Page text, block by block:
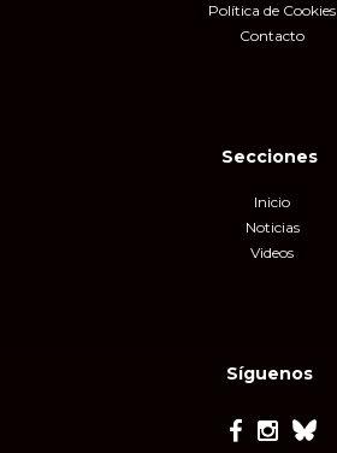
Política de Cookies
Contacto
Síguenos
Secciones
Inicio
Noticias
Videos